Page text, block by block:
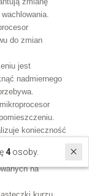
do zmian
jest
nadmiernego
konieczność
nieprzyjemne
na
4 osoby.